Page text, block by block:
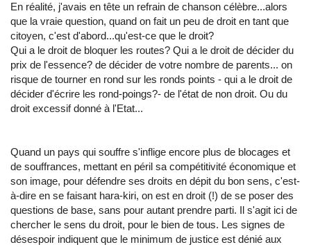
En réalité, j'avais en tête un refrain de chanson célèbre...alors
que la vraie question, quand on fait un peu de droit en tant que
citoyen, c'est d'abord...qu'est-ce que le droit?
Qui a le droit de bloquer les routes? Qui a le droit de décider du
prix de l'essence? de décider de votre nombre de parents... on
risque de tourner en rond sur les ronds points - qui a le droit de
décider d'écrire les rond-poings?- de l'état de non droit. Ou du
droit excessif donné à l'Etat...
Quand un pays qui souffre s'inflige encore plus de blocages et
de souffrances, mettant en péril sa compétitivité économique et
son image, pour défendre ses droits en dépit du bon sens, c'est-
à-dire en se faisant hara-kiri, on est en droit (!) de se poser des
questions de base, sans pour autant prendre parti. Il s'agit ici de
chercher le sens du droit, pour le bien de tous. Les signes de
désespoir indiquent que le minimum de justice est dénié aux